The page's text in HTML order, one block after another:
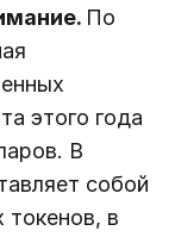
По
этого года
В
собой
токенов, в